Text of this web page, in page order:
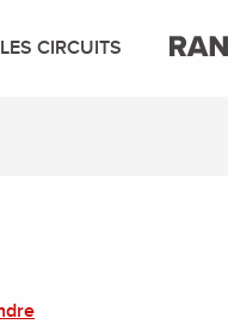
LES CIRCUITS